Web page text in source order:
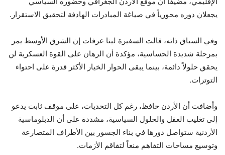
يجعلان دوره محورياً في صياغة المبادرات الهادفة لتحقيق الاستقرار.
وفي السياق ذاته، قالت السفيرة لينا عرفات إن الشرق الأوسط يمر
بمرحلة شديدة الحساسية، مؤكدة أن الرهان على القوة العسكرية لن
يحقق حلولاً دائمة، بينما يبقى الحوار الخيار الأكثر قدرة على احتواء
التوترات.
وأضافت أن الأردن حافظ، رغم كل التحديات، على موقف ثابت يدعو
إلى تغليب العقل والحلول السياسية، مشددة على أن الدبلوماسية
الأردنية ستواصل دورها في بناء الجسور بين الأطراف المتصارعة
وتوسيع مساحات التفاهم منعاً لتفاقم الأزمات.